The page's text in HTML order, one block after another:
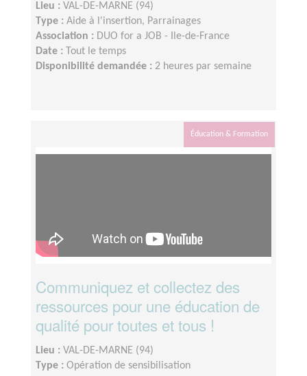
Lieu : VAL-DE-MARNE (94)
Type : Aide à l'insertion, Parrainages
Association : DUO for a JOB - Ile-de-France
Date :
Tout le temps
Disponibilité demandée : 2 heures par semaine
Éducation & Formation
Communiquez et collectez des
ressources pour une éducation de
qualité pour toutes et tous !
Lieu : VAL-DE-MARNE (94)
Type : Opération de sensibilisation